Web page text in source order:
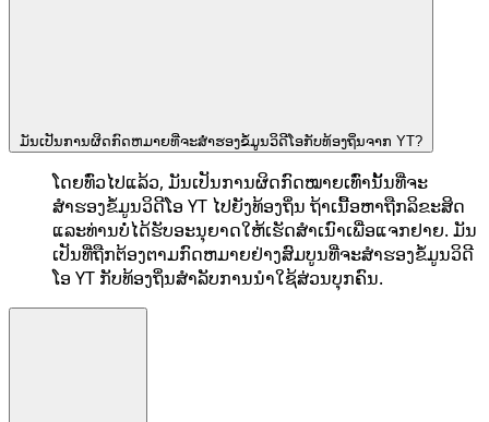
ມັນເປັນການຜິດກົດຫມາຍທີ່ຈະສໍາຮອງຂໍ້ມູນວິດີໂອກັບທ້ອງຖິ່ນຈາກ YT?
ໂດຍທົ່ວໄປແລ້ວ, ມັນເປັນການຜິດກົດໝາຍເທົ່ານັ້ນທີ່ຈະ
ສຳຮອງຂໍ້ມູນວິດີໂອ YT ໄປຍັງທ້ອງຖິ່ນ ຖ້າເນື້ອຫາຖືກລິຂະສິດ
ແລະທ່ານບໍ່ໄດ້ຮັບອະນຸຍາດໃຫ້ເຮັດສຳເນົາເພື່ອແຈກຢາຍ. ມັນ
ເປັນທີ່ຖືກຕ້ອງຕາມກົດຫມາຍຢ່າງສົມບູນທີ່ຈະສໍາຮອງຂໍ້ມູນວິດີ
ໂອ YT ກັບທ້ອງຖິ່ນສໍາລັບການນໍາໃຊ້ສ່ວນບຸກຄົນ.